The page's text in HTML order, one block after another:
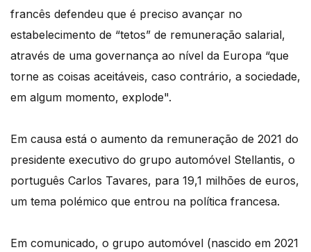
francês defendeu que é preciso avançar no
estabelecimento de “tetos” de remuneração salarial,
através de uma governança ao nível da Europa “que
torne as coisas aceitáveis, caso contrário, a sociedade,
em algum momento, explode".
Em causa está o aumento da remuneração de 2021 do
presidente executivo do grupo automóvel Stellantis, o
português Carlos Tavares, para 19,1 milhões de euros,
um tema polémico que entrou na política francesa.
Em comunicado, o grupo automóvel (nascido em 2021